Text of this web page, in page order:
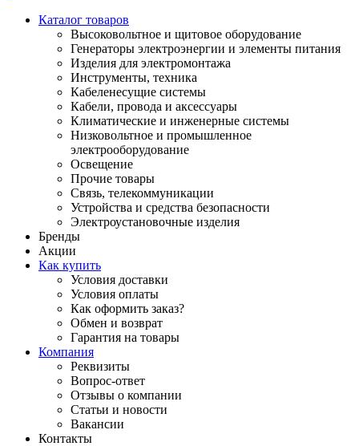
Каталог товаров
Высоковольтное и щитовое оборудование
Генераторы электроэнергии и элементы питания
Изделия для электромонтажа
Инструменты, техника
Кабеленесущие системы
Кабели, провода и аксессуары
Климатические и инженерные системы
Низковольтное и промышленное
электрооборудование
Освещение
Прочие товары
Связь, телекоммуникации
Устройства и средства безопасности
Электроустановочные изделия
Бренды
Акции
Как купить
Условия доставки
Условия оплаты
Как оформить заказ?
Обмен и возврат
Гарантия на товары
Компания
Реквизиты
Вопрос-ответ
Отзывы о компании
Статьи и новости
Вакансии
Контакты